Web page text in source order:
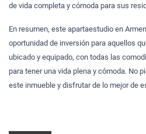
de vida completa y cómoda para sus
En resumen, este apartaestudio en
oportunidad de inversión para aquellos
ubicado y equipado, con todas las
para tener una vida plena y cómoda. No
este inmueble y disfrutar de lo mejor de